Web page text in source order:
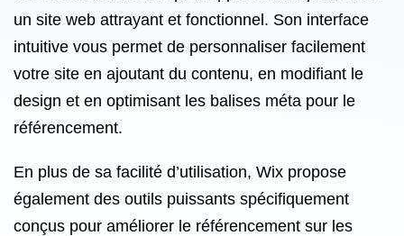
un site web attrayant et fonctionnel. Son interface
intuitive vous permet de personnaliser facilement
votre site en ajoutant du contenu, en modifiant le
design et en optimisant les balises méta pour le
référencement.
En plus de sa facilité d’utilisation, Wix propose
également des outils puissants spécifiquement
conçus pour améliorer le référencement sur les